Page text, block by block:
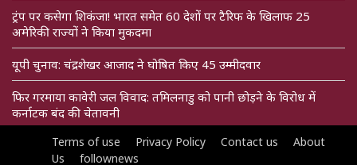
ट्रंप पर कसेगा शिकंजा! भारत समेत 60 देशों पर टैरिफ के खिलाफ 25
अमेरिकी राज्यों ने किया मुकदमा
यूपी चुनाव: चंद्रशेखर आजाद ने घोषित किए 45 उम्मीदवार
फिर गरमाया कावेरी जल विवाद: तमिलनाडु को पानी छोड़ने के विरोध में
कर्नाटक बंद की चेतावनी
Terms of use Privacy Policy Contact us
About
Us
follownews